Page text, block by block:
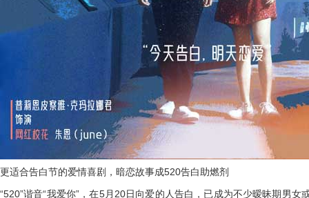
更适合告白节的爱情喜剧，暗恋故事成520告白助燃剂
“520”谐音“我爱你”，在5月 20日向爱的人告白，已成为不少暧昧期男女